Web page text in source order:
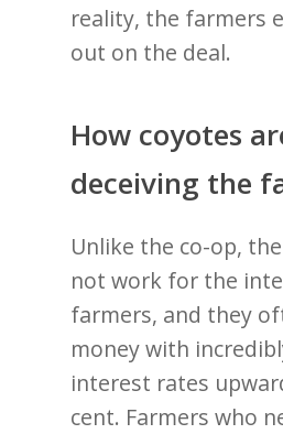
reality, the farmers
out on the deal.
How coyotes
deceiving the
Unlike the co-op,
not work for the
farmers, and they
money with
interest rates
cent. Farmers who